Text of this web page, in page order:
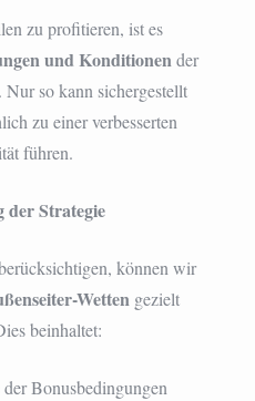
zu profitieren, ist es
und Konditionender
so kann sichergestellt
zu einer verbesserten
führen.
der Strategie
können wir
Wetten gezielt
beinhaltet:
Bonusbedingungen